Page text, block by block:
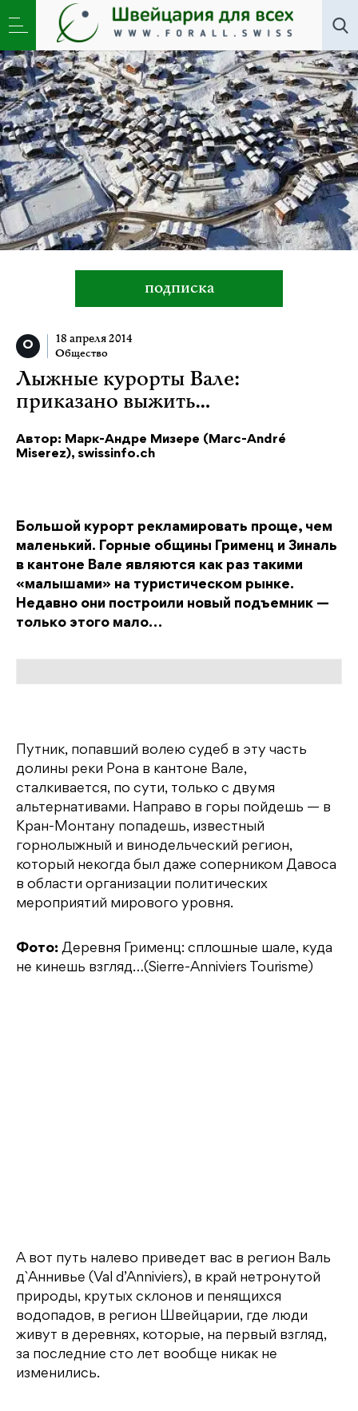
Общество
Лыжные курорты Вале: приказано
выжить…
подписка
18 апреля 2014
Общество
Лыжные курорты Вале:
приказано выжить…
Автор: Марк-Андре Мизере (Marc-André
Miserez), swissinfo.ch
Большой курорт рекламировать проще, чем
маленький. Горные общины Грименц и Зиналь
в кантоне Вале являются как раз такими
«малышами» на туристическом рынке.
Недавно они построили новый подъемник —
только этого мало…
Путник, попавший волею судеб в эту часть
долины реки Рона в кантоне Вале,
сталкивается, по сути, только с двумя
альтернативами. Направо в горы пойдешь — в
Кран-Монтану попадешь, известный
горнолыжный и винодельческий регион,
который некогда был даже соперником Давоса
в области организации политических
мероприятий мирового уровня.
Фото: Деревня Грименц: сплошные шале, куда
не кинешь взгляд…(Sierre-Anniviers Tourisme)
А вот путь налево приведет вас в регион Валь
д`Аннивье (Val d’Anniviers), в край нетронутой
природы, крутых склонов и пенящихся
водопадов, в регион Швейцарии, где люди
живут в деревнях, которые, на первый взгляд,
за последние сто лет вообще никак не
изменились.